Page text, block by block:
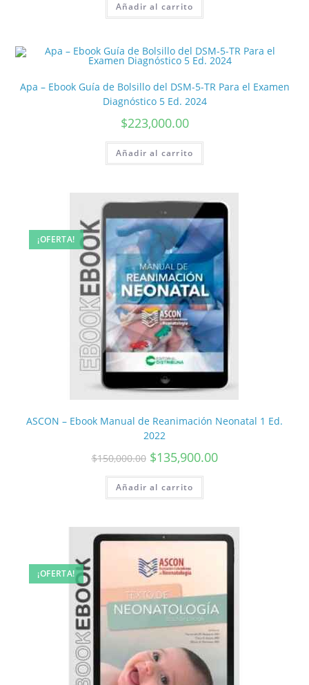
Añadir al carrito
Apa – Ebook Guía de Bolsillo del DSM-5-TR Para el Examen
Diagnóstico 5 Ed. 2024
$223,000.00
Añadir al carrito
¡OFERTA!
ASCON – Ebook Manual de Reanimación Neonatal 1 Ed.
2022
$150,000.00 $135,900.00
Añadir al carrito
¡OFERTA!